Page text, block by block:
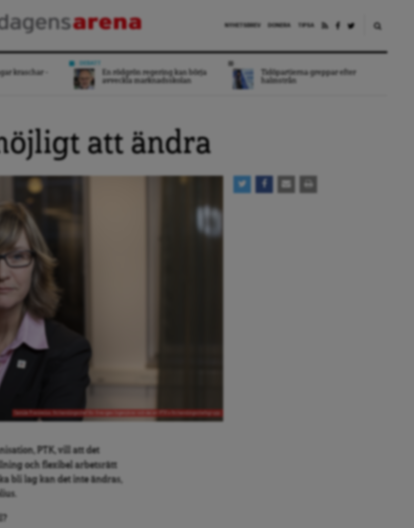
NYHETSBREV DONERA TIPSA
kraschar –
En rödgrön regering kan börja
avveckla marknadsskolan
Tidöpartierna greppar efter
halmstrån
att ändra
PTK, vill att det
och flexibel arbetsrätt
bli lag kan det inte ändras,